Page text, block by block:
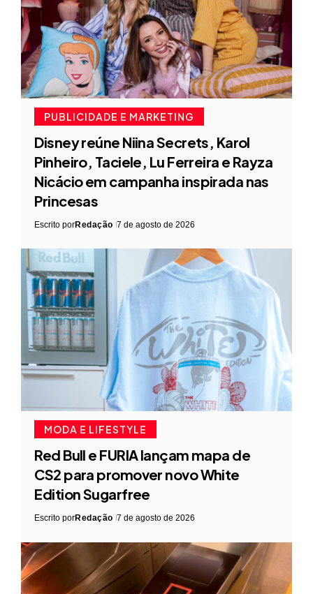
PUBLICIDADE E MARKETING
Disney reúne Niina Secrets, Karol
Pinheiro, Taciele, Lu Ferreira e Rayza
Nicácio em campanha inspirada nas
Princesas
Escrito porRedação 7 de agosto de 2026
MODA E LIFESTYLE
Red Bull e FURIA lançam mapa de
CS2 para promover novo White
Edition Sugarfree
Escrito porRedação 7 de agosto de 2026